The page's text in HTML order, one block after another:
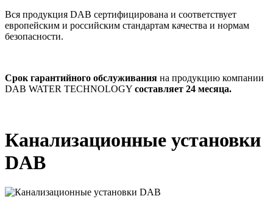
Вся продукция DAB сертифицирована и соответствует
европейским и российским стандартам качества и нормам
безопасности.
Срок гарантийного обслуживания на продукцию компании
DAB WATER TECHNOLOGY составляет 24 месяца.
Канализационные установки
DAB